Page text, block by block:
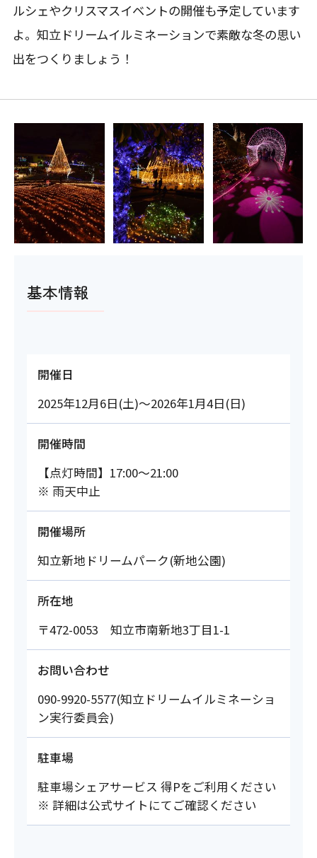
ルシェやクリスマスイベントの開催も予定しています
よ。知立ドリームイルミネーションで素敵な冬の思い
出をつくりましょう！
基本情報
開催日
2025年12月6日(土)～2026年1月4日(日)
開催時間
【点灯時間】17:00～21:00
※ 雨天中止
開催場所
知立新地ドリームパーク(新地公園)
所在地
〒472-0053 知立市南新地3丁目1-1
お問い合わせ
090-9920-5577(知立ドリームイルミネーショ
ン実行委員会)
駐車場
駐車場シェアサービス 得Pをご利用ください
※ 詳細は公式サイトにてご確認ください